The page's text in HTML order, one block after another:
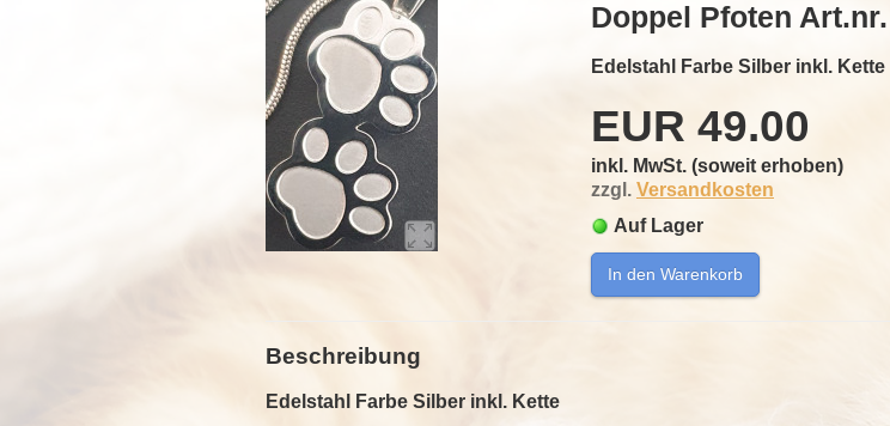
Doppel Pfoten
Edelstahl Farbe Silber inkl. Kette
EUR 49.00
inkl. MwSt. (soweit erhoben)
zzgl. Versandkosten
Auf Lager
In den Warenkorb
Beschreibung
Edelstahl Farbe Silber inkl. Kette